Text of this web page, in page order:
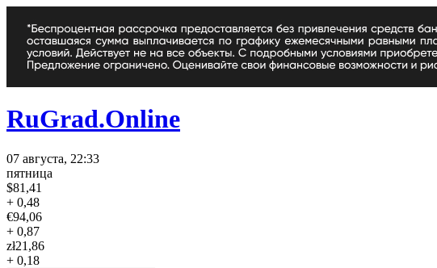
RuGrad.Online
07 августа, 22:33
пятница
$81,41
+ 0,48
€94,06
+ 0,87
zł21,86
+ 0,18